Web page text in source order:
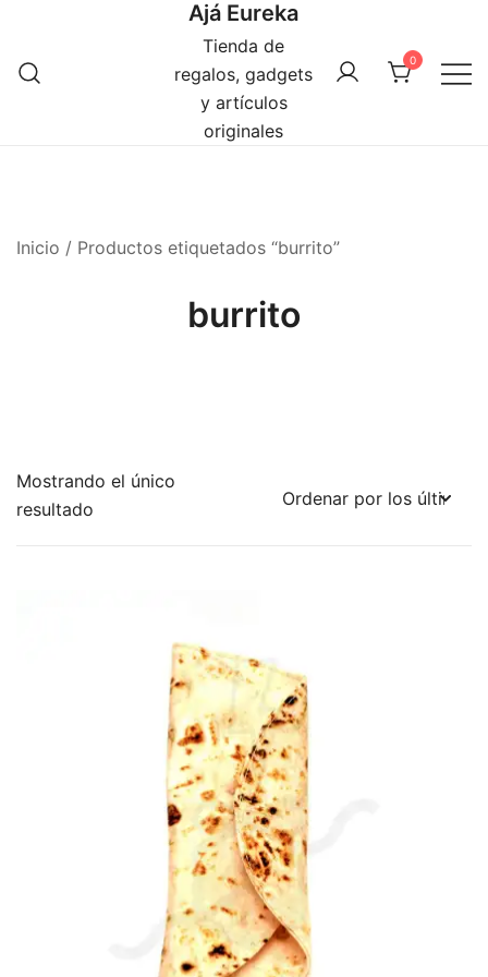
contenido
Ajá Eureka
Tienda de
regalos, gadgets
y artículos
originales
0
Inicio / Productos etiquetados “burrito”
burrito
Mostrando el único
resultado